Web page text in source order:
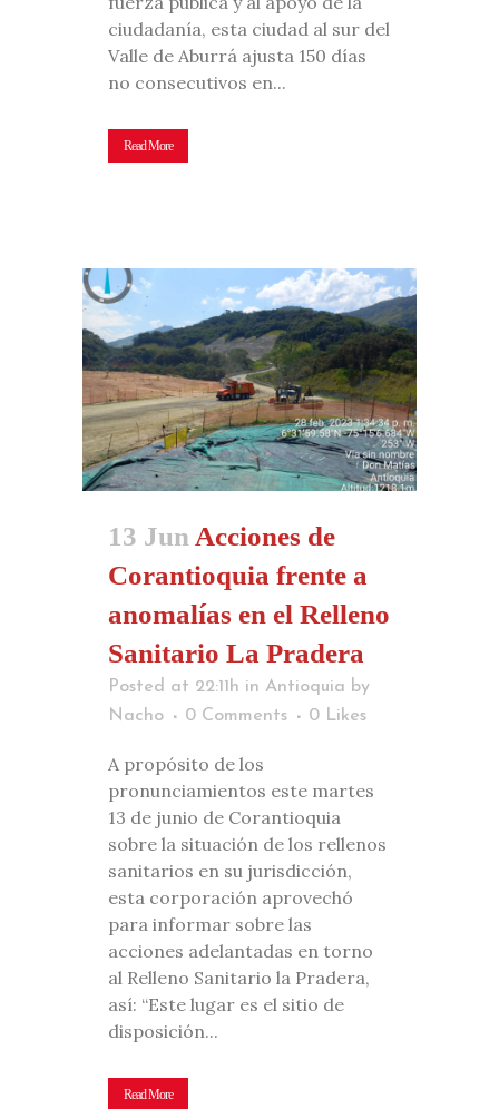
ciudadanía, esta ciudad al sur del
Valle de Aburrá ajusta 150 días
no consecutivos en...
Read More
13 Jun Acciones de
Corantioquia frente a
anomalías en el Relleno
Sanitario La Pradera
Posted at 22:11h in Antioquia by
Nacho
0 Comments 0 Likes
A propósito de los
pronunciamientos este martes
13 de junio de Corantioquia
sobre la situación de los rellenos
sanitarios en su jurisdicción,
esta corporación aprovechó
para informar sobre las
acciones adelantadas en torno
al Relleno Sanitario la Pradera,
así: “Este lugar es el sitio de
disposición...
Read More